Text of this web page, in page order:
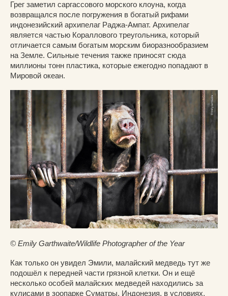
Грег заметил саргассового морского клоуна, когда
возвращался после погружения в богатый рифами
индонезийский архипелаг Раджа-Ампат. Архипелаг
является частью Кораллового треугольника, который
отличается самым богатым морским биоразнообразием
на Земле. Сильные течения также приносят сюда
миллионы тонн пластика, которые ежегодно попадают в
Мировой океан.
© Emily Garthwaite/Wildlife Photographer of the Year
Как только он увидел Эмили, малайский медведь тут же
подошёл к передней части грязной клетки. Он и ещё
несколько особей малайских медведей находились за
кулисами в зоопарке Суматры, Индонезия, в условиях,